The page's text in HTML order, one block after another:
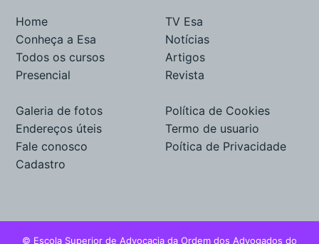
Home
Conheça a Esa
Todos os cursos
Presencial
TV Esa
Notícias
Artigos
Revista
Galeria de fotos
Endereços úteis
Fale conosco
Cadastro
Política de Cookies
Termo de usuario
Poítica de Privacidade
© Escola Superior de Advocacia da Ordem dos Advogados do